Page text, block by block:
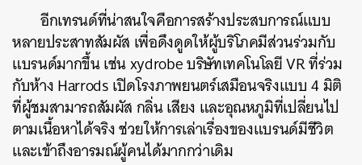
อีกเทรนด์ที่น่าสนใจคือการสร้างประสบการณ์แบบ
หลายประสาทสัมผัส เพื่อดึงดูดให้ผู้บริโภคมีส่วนร่วมกับ
แบรนด์มากขึ้น เช่น xydrobe บริษัทเทคโนโลยี VR ที่ร่วม
กับห้าง Harrods เปิดโรงภาพยนตร์เสมือนจริงแบบ 4 มิติ
ที่ผู้ชมสามารถสัมผัส กลิ่น เสียง และอุณหภูมิที่เปลี่ยนไป
ตามเนื้อหาได้จริง ช่วยให้การเล่าเรื่องของแบรนด์มีชีวิต
และเข้าถึงอารมณ์ผู้คนได้มากกว่าเดิม